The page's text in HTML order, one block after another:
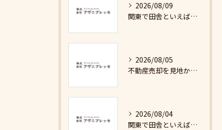
2026/08/09
関東で田舎といえば現実的な自然豊かな小田原へ移住して都心アクセスと安心の暮らしを実現する方法
2026/08/05
不動産売却を見地から考える神奈川県小田原市足柄上郡松田町で最適な出口戦略を選ぶ方法
2026/08/04
関東で田舎といえば現実的な自然豊かな小田原へ移住を叶える理想の暮らし方と不動産サポート活用術